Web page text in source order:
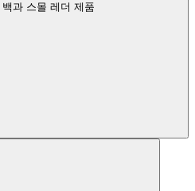
백과 스몰 레더 제품